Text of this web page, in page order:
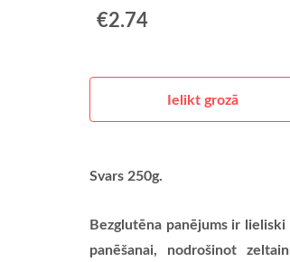
€2.74
Ielikt grozā
Svars 250g.
Bezglutēna panējums ir
panēšanai, nodrošinot